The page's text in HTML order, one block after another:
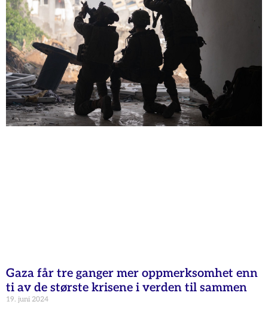
Gaza får tre ganger mer oppmerksomhet enn
ti av de største krisene i verden til sammen
19. juni 2024